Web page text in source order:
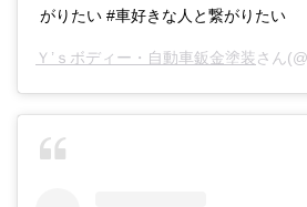
がりたい #車好きな人と繋がりたい
Ｙ’ｓボディー・自動車鈑金塗装さん